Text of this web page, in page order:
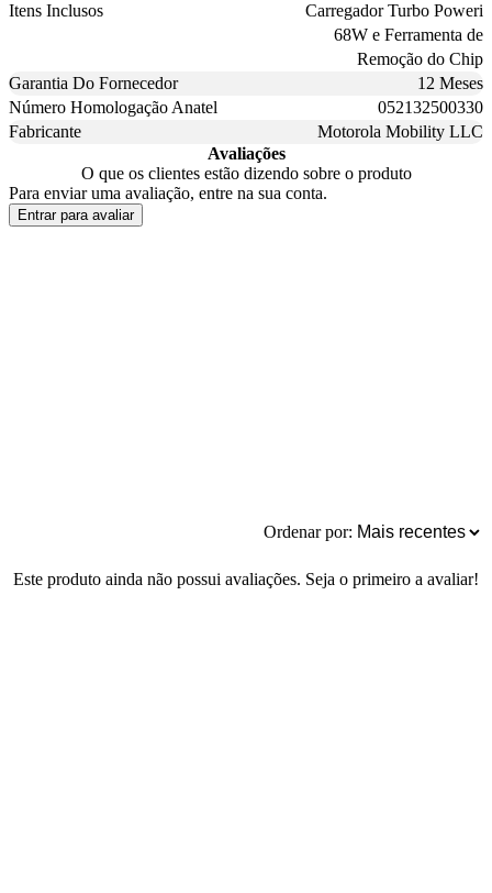
Itens Inclusos
Carregador Turbo Poweri
68W e Ferramenta de
Remoção do Chip
Garantia Do Fornecedor
12 Meses
Número Homologação Anatel
052132500330
Fabricante
Motorola Mobility LLC
Avaliações
O que os clientes estão dizendo sobre o produto
Para enviar uma avaliação, entre na sua conta.
Entrar para avaliar
Ordenar por:
Este produto ainda não possui avaliações. Seja o primeiro a avaliar!